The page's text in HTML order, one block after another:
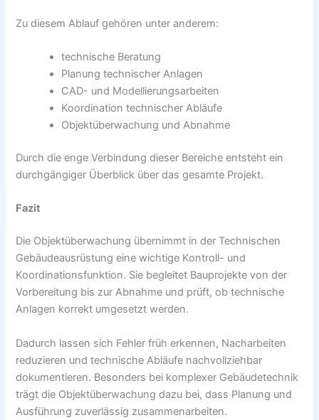
Zu diesem Ablauf gehören unter anderem:
technische Beratung
Planung technischer Anlagen
CAD- und Modellierungsarbeiten
Koordination technischer Abläufe
Objektüberwachung und Abnahme
Durch die enge Verbindung dieser Bereiche entsteht ein
durchgängiger Überblick über das gesamte Projekt.
Fazit
Die Objektüberwachung übernimmt in der Technischen
Gebäudeausrüstung eine wichtige Kontroll- und
Koordinationsfunktion. Sie begleitet Bauprojekte von der
Vorbereitung bis zur Abnahme und prüft, ob technische
Anlagen korrekt umgesetzt werden.
Dadurch lassen sich Fehler früh erkennen, Nacharbeiten
reduzieren und technische Abläufe nachvollziehbar
dokumentieren. Besonders bei komplexer Gebäudetechnik
trägt die Objektüberwachung dazu bei, dass Planung und
Ausführung zuverlässig zusammenarbeiten.